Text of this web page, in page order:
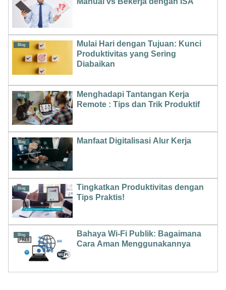
Blog
Mulai Hari dengan Tujuan: Kunci
Produktivitas yang Sering
Diabaikan
Blog
Menghadapi Tantangan Kerja
Remote : Tips dan Trik Produktif
Blog Manfaat Digitalisasi Alur Kerja
Blog
Tingkatkan Produktivitas dengan
Tips Praktis!
Blog
Bahaya Wi-Fi Publik: Bagaimana
Cara Aman Menggunakannya